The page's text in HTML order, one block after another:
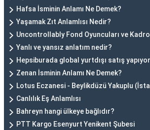
Hafsa İsminin Anlamı Ne Demek?
Yaşamak Zıt Anlamlısı Nedir?
Uncontrollably Fond Oyuncuları ve
Yanlı ve yansız anlatım nedir?
Hepsiburada global yurtdışı satış
Zenan İsminin Anlamı Ne Demek?
Lotus Eczanesi - Beylikdüzü Yakuplu
Canlılık Eş Anlamlısı
Bahreyn hangi ülkeye bağlıdır?
PTT Kargo Esenyurt Yenikent Şubesi